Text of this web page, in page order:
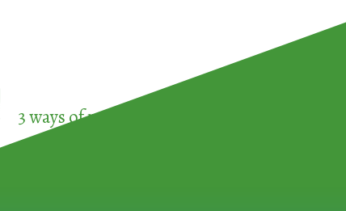
3 ways of participating in the